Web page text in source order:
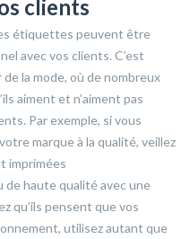
clients
étiquettes peuvent être
avec vos clients. C’est
la mode, où de nombreux
aiment et n’aiment pas
Par exemple, si vous
marque à la qualité, veillez
imprimées
haute qualité avec une
qu’ils pensent que vos
utilisez autant que